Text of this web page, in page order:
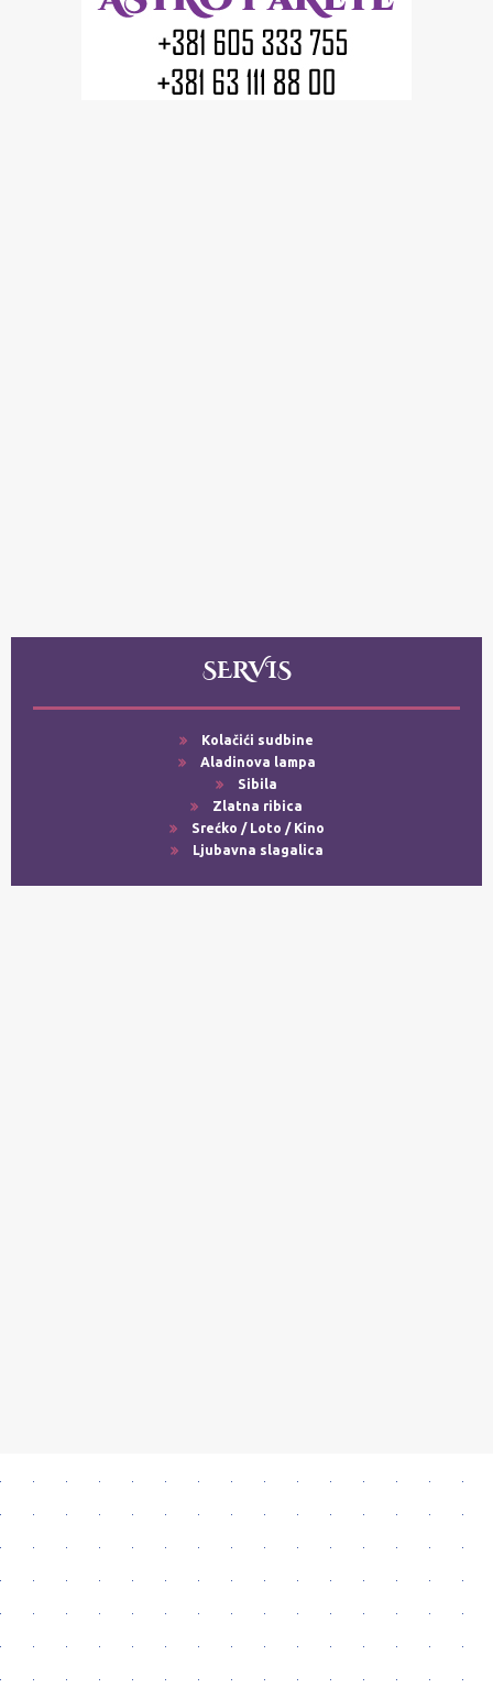
SERVIS
Kolačići sudbine
Aladinova lampa
Sibila
Zlatna ribica
Srećko / Loto / Kino
Ljubavna slagalica